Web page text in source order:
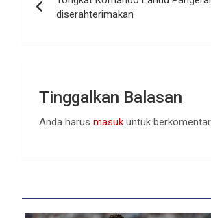
posdiserahterimakan
Tinggalkan Balasan
Anda harus masuk untuk berkomentar.